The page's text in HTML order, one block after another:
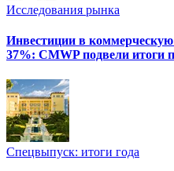
Исследования рынка
Инвестиции в
37%: CMWP подвели итоги
Спецвыпуск: итоги года